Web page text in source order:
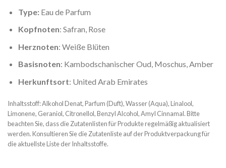
Type:Eau de Parfum
Kopfnoten: Safran, Rose
Herznoten: Weiße Blüten
Basisnoten: Kambodschanischer Oud, Moschus, Amber
Herkunftsort: United Arab Emirates
Inhaltsstoff: Alkohol Denat, Parfum (Duft), Wasser (Aqua), Linalool,
Limonene, Geraniol, Citronellol, Benzyl Alcohol, Amyl Cinnamal. Bitte
beachten Sie, dass die Zutatenlisten für Produkte regelmäßig aktualisiert
werden. Konsultieren Sie die Zutatenliste auf der Produktverpackung für
die aktuellste Liste der Inhaltsstoffe.